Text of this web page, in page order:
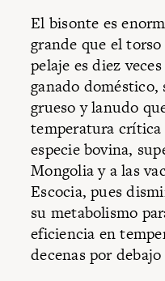
El bisonte es
grande que el
pelaje es diez
ganado
grueso y lanudo
temperatura crítica
especie bovina,
Mongolia y a las
Escocia, pues
su metabolismo
eficiencia en
decenas por